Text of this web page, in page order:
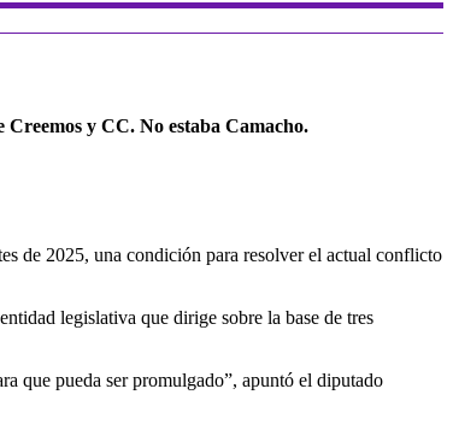
y CC. No estaba Camacho.
de 2025, una condición para resolver el actual conflicto
legislativa que dirige sobre la base de tres
que pueda ser promulgado”, apuntó el diputado